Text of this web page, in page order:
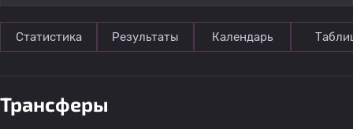
Статистика Результаты Календарь
Трансферы